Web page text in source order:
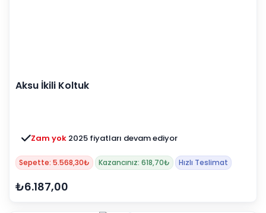
Aksu İkili Koltuk
Zam yok 2025 fiyatları devam ediyor
Sepette: 5.568,30₺ Kazancınız: 618,70₺ Hızlı Teslimat
₺6.187,00